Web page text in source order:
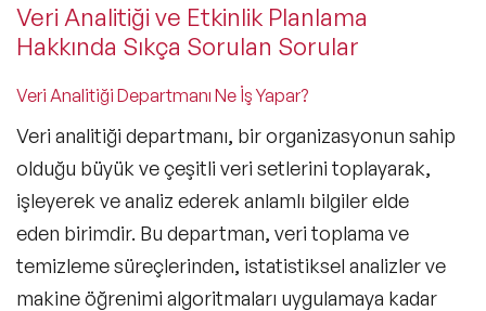
Veri Analitiği ve Etkinlik Planlama
Hakkında Sıkça Sorulan Sorular
Veri Analitiği Departmanı Ne İş Yapar?
Veri analitiği departmanı, bir organizasyonun sahip
olduğu büyük ve çeşitli veri setlerini toplayarak,
işleyerek ve analiz ederek anlamlı bilgiler elde
eden birimdir. Bu departman, veri toplama ve
temizleme süreçlerinden, istatistiksel analizler ve
makine öğrenimi algoritmaları uygulamaya kadar